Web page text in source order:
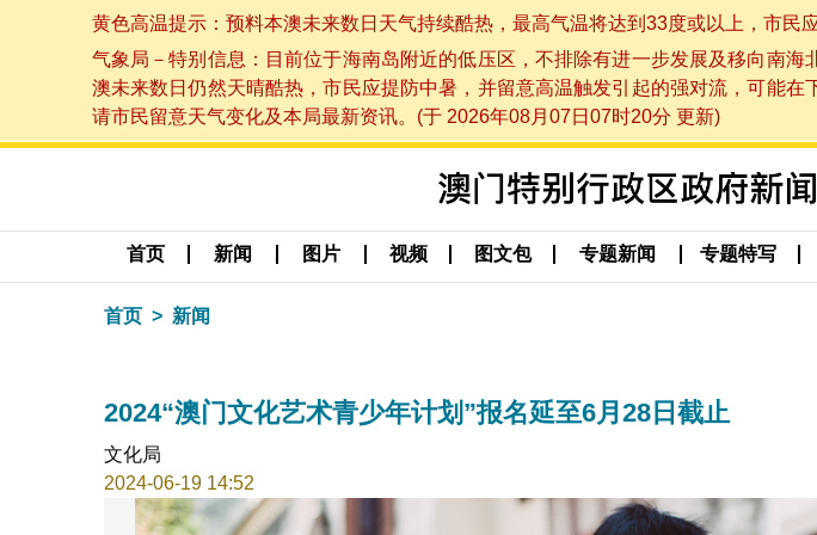
黄色高温提示：预料本澳未来数日天气持续酷热，最高气温将达到33度或以上，市
气象局－特别信息：目前位于海南岛附近的低压区，不排除有进一步发展及移向南
澳未来数日仍然天晴酷热，市民应提防中暑，并留意高温触发引起的强对流，可能
请市民留意天气变化及本局最新资讯。(于 2026年08月07日07时20分 更新)
首页 新闻 图片 视频 图文包 专题新闻 专题特写
首页 新闻
2024“澳门文化艺术青少年计划”报名延至6月28日截止
文化局
2024-06-19 14:52